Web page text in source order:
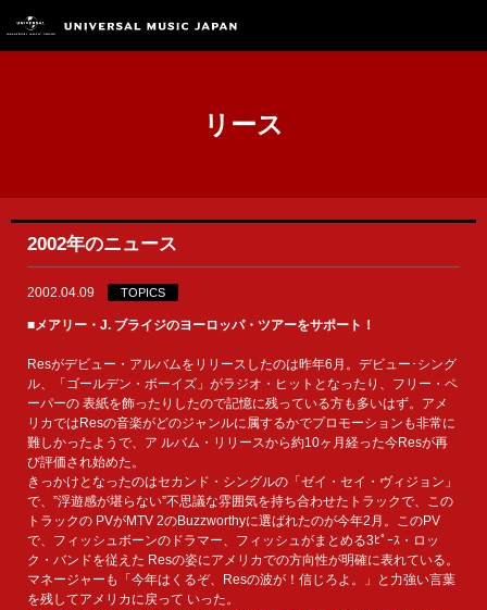
リース
2002年のニュース
2002.04.09 TOPICS
■メアリー・J. ブライジのヨーロッパ・ツアーをサポート！
Resがデビュー・アルバムをリリースしたのは昨年6月。デビュー･シング
ル、「ゴールデン・ボーイズ」がラジオ・ヒットとなったり、フリー・ペ
ーパーの 表紙を飾ったりしたので記憶に残っている方も多いはず。アメ
リカではResの音楽がどのジャンルに属するかでプロモーションも非常に
難しかったようで、ア ルバム・リリースから約10ヶ月経った今Resが再
び評価され始めた。
きっかけとなったのはセカンド・シングルの「ゼイ・セイ・ヴィジョン」
で、”浮遊感が堪らない”不思議な雰囲気を持ち合わせたトラックで、この
トラックの PVがMTV 2のBuzzworthyに選ばれたのが今年2月。このPV
で、フィッシュボーンのドラマー、フィッシュがまとめる3ﾋﾟｰｽ・ロッ
ク・バンドを従えた Resの姿にアメリカでの方向性が明確に表れている。
マネージャーも「今年はくるぞ、Resの波が！信じろよ。」と力強い言葉
を残してアメリカに戻って いった。